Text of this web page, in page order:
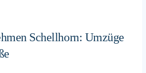
Schellhorn: Umzüge